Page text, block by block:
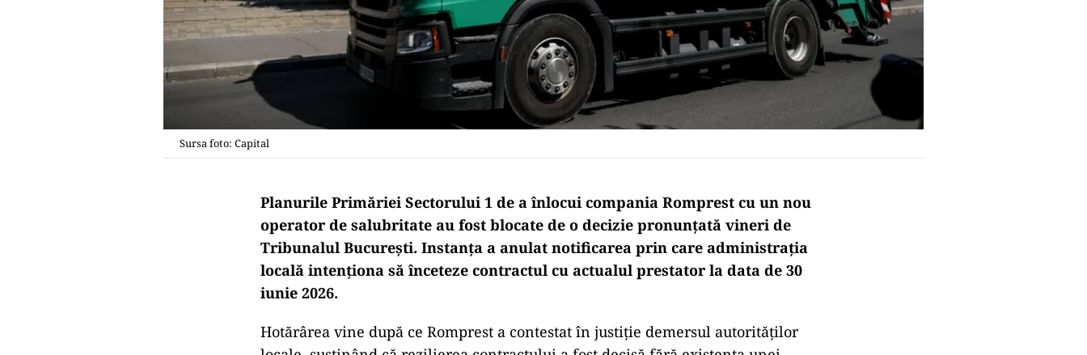
Sursa foto: Capital
Planurile Primăriei Sectorului 1 de a înlocui compania Romprest cu un nou
operator de salubritate au fost blocate de o decizie pronunțată vineri de
Tribunalul București. Instanța a anulat notificarea prin care administrația
locală intenționa să înceteze contractul cu actualul prestator la data de 30
iunie 2026.
Hotărârea vine după ce Romprest a contestat în justiție demersul autorităților